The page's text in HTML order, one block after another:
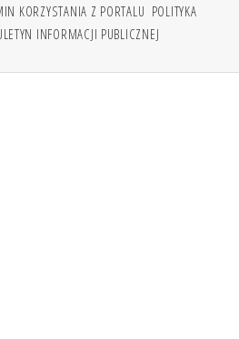
KORZYSTANIA Z PORTALU POLITYKA
INFORMACJI PUBLICZNEJ